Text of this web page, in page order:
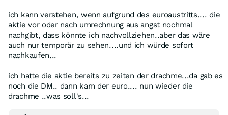
ich kann verstehen, wenn aufgrund des euroaustritts.... die
aktie vor oder nach umrechnung aus angst nochmal
nachgibt, dass könnte ich nachvollziehen..aber das wäre
auch nur temporär zu sehen....und ich würde sofort
nachkaufen...
ich hatte die aktie bereits zu zeiten der drachme...da gab es
noch die DM.. dann kam der euro.... nun wieder die
drachme ..was soll's...